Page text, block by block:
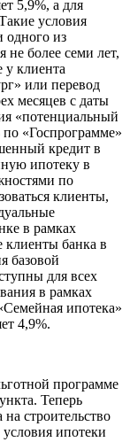
5,9%, а для
условия
одного из
не более семи лет,
у клиента
или перевод
месяцев с даты
«потенциальный
«Госпрограмме»
кредит в
ипотеку в
по
клиенты,
в рамках
клиенты банка в
базовой
для всех
в рамках
ипотека»
4,9%.
программе
Теперь
строительство
ипотеки